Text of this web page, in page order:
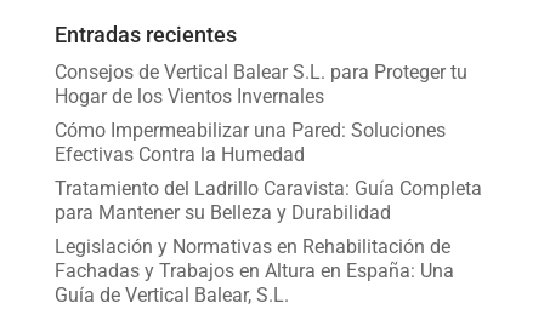
Entradas recientes
Consejos de Vertical Balear S.L. para Proteger tu
Hogar de los Vientos Invernales
Cómo Impermeabilizar una Pared: Soluciones
Efectivas Contra la Humedad
Tratamiento del Ladrillo Caravista: Guía Completa
para Mantener su Belleza y Durabilidad
Legislación y Normativas en Rehabilitación de
Fachadas y Trabajos en Altura en España: Una
Guía de Vertical Balear, S.L.